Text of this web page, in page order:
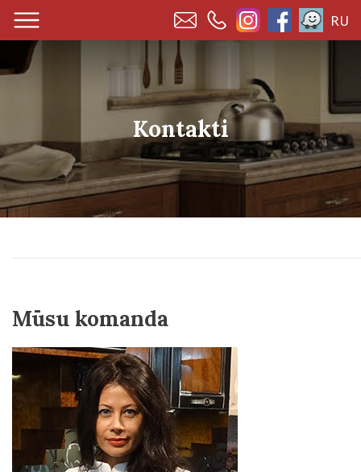
RU
Kontakti
Mūsu komanda